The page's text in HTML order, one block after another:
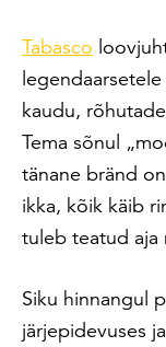
Tabasco
kaudu,
Tema sõnul
tänane bränd
ikka, kõik käib
tuleb teatud aja
Siku hinnangul
järjepidevuses